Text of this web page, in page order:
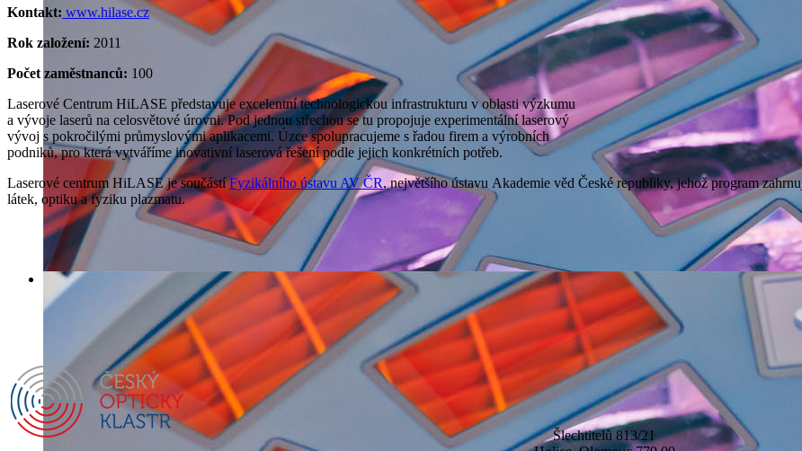
Kontakt: www.hilase.cz
Rok založení: 2011
Počet zaměstnanců: 100
Laserové Centrum HiLASE představuje excelentní technologickou infrastrukturu v oblasti výzkumu
a vývoje laserů na celosvětové úrovni. Pod jednou střechou se tu propojuje experimentální laserový
vývoj s pokročilými průmyslovými aplikacemi. Úzce spolupracujeme s řadou firem a výrobních
podniků, pro která vytváříme inovativní laserová řešení podle jejich konkrétních potřeb.
Laserové centrum HiLASE je součástíFyzikálního ústavu AV ČR, největšího ústavu Akademie věd České republiky, jehož program
látek, optiku a fyziku plazmatu.
Šlechtitelů 813/21